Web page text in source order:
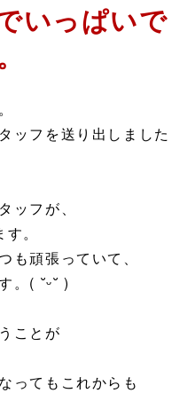
いっぱいで
ッフを送り出しました
ッフが、
。
も頑張っていて、
。( ˘ᵕ˘ )
ことが
ってもこれからも